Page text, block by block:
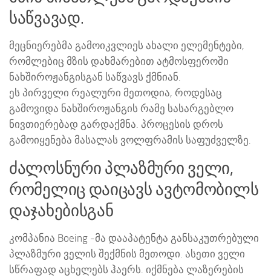
საწვავად.
მეცნიერებმა გამოიკვლიეს ახალი ელემენტები,
რომლებიც მზის დახმარებით ატმოსფეროში
ნახშიროჟანგისგან საწვავს ქმნიან.
ეს პირველი რეალური მეთოდია, როდესაც
გამოვიდა ნახშიროჟანგის რამე სასარგებლო
ნივთიერებად გარდაქმნა. პროცესის დროს
გამოიყენება მასალას ვოლფრამის საფუძველზე.
ძალოსნური პლაზმური ველი,
რომელიც დაიცავს ავტომობილს
დაჯახებისგან
კომპანია Boeing -მა დააპატენტა განსაკუთრებული
პლაზმური ველის შექმნის მეთოდი. ასეთი ველი
სწრაფად აცხელებს ჰაერს. იქმნება ლაზერების